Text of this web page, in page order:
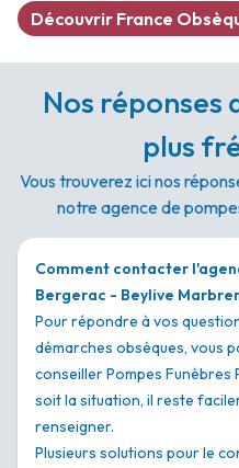
Découvrir France
Nos réponses
plus
Vous trouverez ici nos
notre agence de
Comment contacter
Bergerac - Beylive
Pour répondre à vos
démarches obsèques, vous
conseiller Pompes Funèbres
soit la situation, il reste
renseigner.
Plusieurs solutions pour le